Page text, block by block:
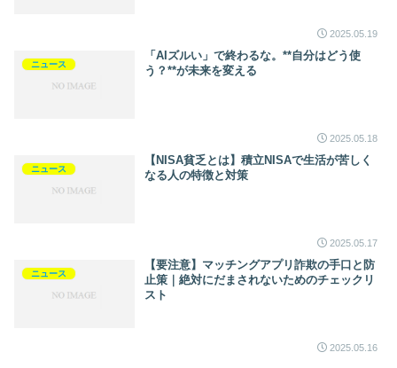
2025.05.19
ニュース
「AIズルい」で終わるな。**自分はどう使
う？**が未来を変える
2025.05.18
ニュース
【NISA貧乏とは】積立NISAで生活が苦しく
なる人の特徴と対策
2025.05.17
ニュース
【要注意】マッチングアプリ詐欺の手口と防
止策｜絶対にだまされないためのチェックリ
スト
2025.05.16